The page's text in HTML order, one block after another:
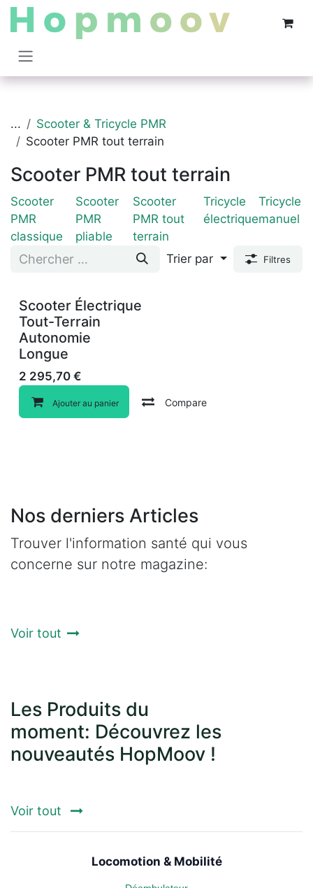
Se rendre au contenu
...
Scooter & Tricycle PMR
Scooter PMR tout terrain
Scooter PMR tout terrain
Scooter
PMR
classique
Scooter
PMR
pliable
Scooter
PMR tout
terrain
Tricycle
électrique
Tricycle
manuel
Trier par Filtres
Scooter Électrique
Tout-Terrain
Autonomie
Longue
2 295,70 €
Ajouter au panier Compare
Nos derniers Articles
Trouver l'information santé qui vous
concerne sur notre magazine:
Voir tout
Les Produits du
moment: Découvrez les
nouveautés HopMoov !
Voir tout
Locomotion & Mobilité